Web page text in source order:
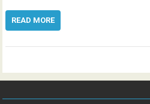
READ MORE